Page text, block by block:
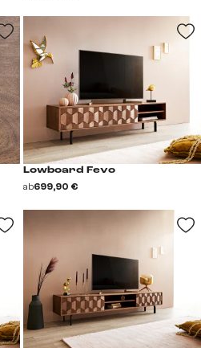
Lowboard Fevo
ab699,90 €